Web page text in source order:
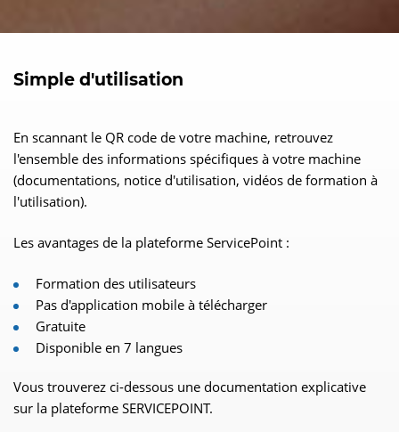
Simple d'utilisation
En scannant le QR code de votre machine, retrouvez
l'ensemble des informations spécifiques à votre machine
(documentations, notice d'utilisation, vidéos de formation à
l'utilisation).
Les avantages de la plateforme ServicePoint :
Formation des utilisateurs
Pas d'application mobile à télécharger
Gratuite
Disponible en 7 langues
Vous trouverez ci-dessous une documentation explicative
sur la plateforme SERVICEPOINT.